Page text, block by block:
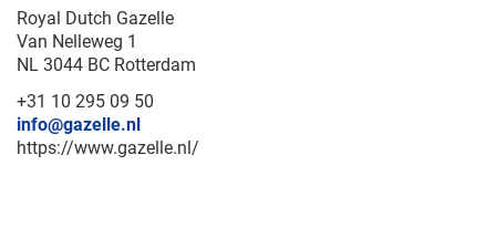
Royal Dutch Gazelle
Van Nelleweg 1
NL 3044 BC Rotterdam
+31 10 295 09 50
info@gazelle.nl
https://www.gazelle.nl/